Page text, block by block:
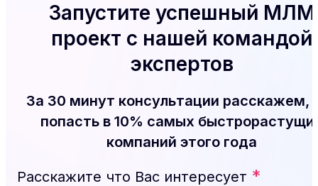
Запустите успешный МЛМ
проект с нашей командой
экспертов
За 30 минут консультации расскажем,
попасть в 10% самых
компаний этого года
Расскажите что Вас интересует *